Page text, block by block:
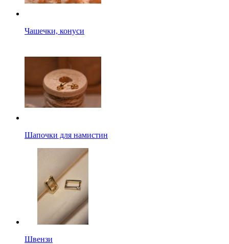
Чашечки, конуси
Шапочки для намистин
Швензи